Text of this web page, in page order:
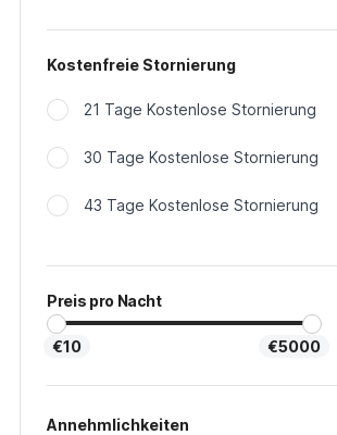
Kostenfreie Stornierung
21 Tage Kostenlose Stornierung
30 Tage Kostenlose Stornierung
43 Tage Kostenlose Stornierung
Preis pro Nacht
€10 €5000
Annehmlichkeiten